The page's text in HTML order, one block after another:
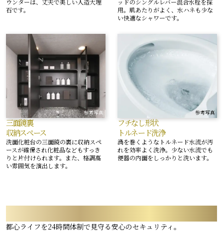
石です。
用。肌あたりがよく、水ハネも少な
い快適なシャワーです。
参考写真
三面鏡裏
収納スペース
洗面化粧台の三面鏡の裏に収納スペ
ースが確保され化粧品などもすっき
りと片付けられます。また、格調高
い雰囲気を演出します。
参考写真
フチなし形状
トルネード洗浄
渦を巻くようなトルネード水流が汚
れを効率よく洗浄。少ない水流でも
便器の内面をしっかりと洗います。
都心ライフを24時間体制で見守る安心のセキュリティ。